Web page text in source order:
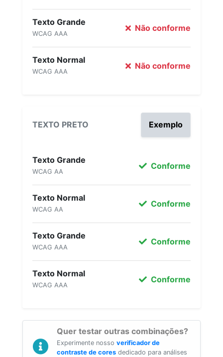
Texto Grande
WCAG AAA
Não conforme
Texto Normal
WCAG AAA
Não conforme
TEXTO PRETO Exemplo
Texto Grande
WCAG AA
Conforme
Texto Normal
WCAG AA
Conforme
Texto Grande
WCAG AAA
Conforme
Texto Normal
WCAG AAA
Conforme
Quer testar outras combinações?
Experimente nosso verificador de
contraste de cores dedicado para análises